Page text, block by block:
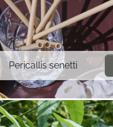
Pericallis senetti